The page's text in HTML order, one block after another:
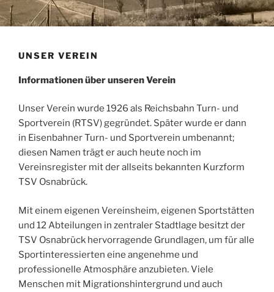
UNSER VEREIN
Informationen über unseren Verein
Unser Verein wurde 1926 als Reichsbahn Turn- und
Sportverein (RTSV) gegründet. Später wurde er dann
in Eisenbahner Turn- und Sportverein umbenannt;
diesen Namen trägt er auch heute noch im
Vereinsregister mit der allseits bekannten Kurzform
TSV Osnabrück.
Mit einem eigenen Vereinsheim, eigenen Sportstätten
und 12 Abteilungen in zentraler Stadtlage besitzt der
TSV Osnabrück hervorragende Grundlagen, um für alle
Sportinteressierten eine angenehme und
professionelle Atmosphäre anzubieten. Viele
Menschen mit Migrationshintergrund und auch